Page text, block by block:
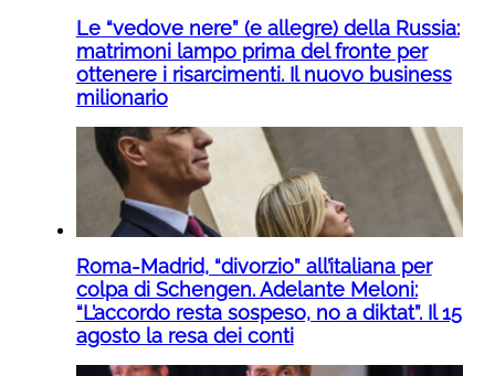
Le “vedove nere” (e allegre) della Russia:
matrimoni lampo prima del fronte per
ottenere i risarcimenti. Il nuovo business
milionario
Roma-Madrid, “divorzio” all’italiana per
colpa di Schengen. Adelante Meloni:
“L’accordo resta sospeso, no a diktat”. Il 15
agosto la resa dei conti